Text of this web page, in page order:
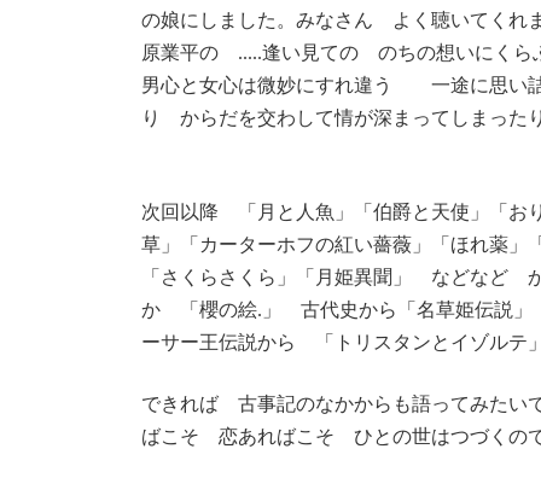
の娘にしました。みなさん よく聴いてく
原業平の .....逢い見ての のちの想いにく
男心と女心は微妙にすれ違う 一途に思い
り からだを交わして情が深まってしまっ
次回以降 「月と人魚」「伯爵と天使」「お
草」「カーターホフの紅い薔薇」「ほれ薬」
「さくらさくら」「月姫異聞」 などなど
か 「櫻の絵.」 古代史から「名草姫伝説
ーサー王伝説から 「トリスタンとイゾルテ」
できれば 古事記のなかからも語ってみ
ばこそ 恋あればこそ ひとの世はつづくの